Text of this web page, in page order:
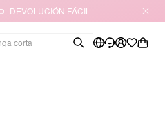
DEVOLUCIÓN FÁCIL